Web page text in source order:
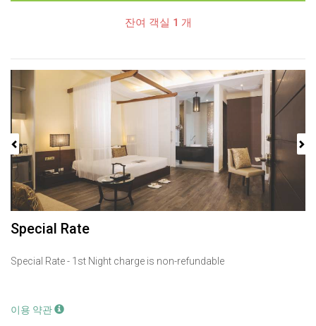
잔여 객실 1 개
Previous Next
Special Rate
Special Rate - 1st Night charge is non-refundable
이용 약관